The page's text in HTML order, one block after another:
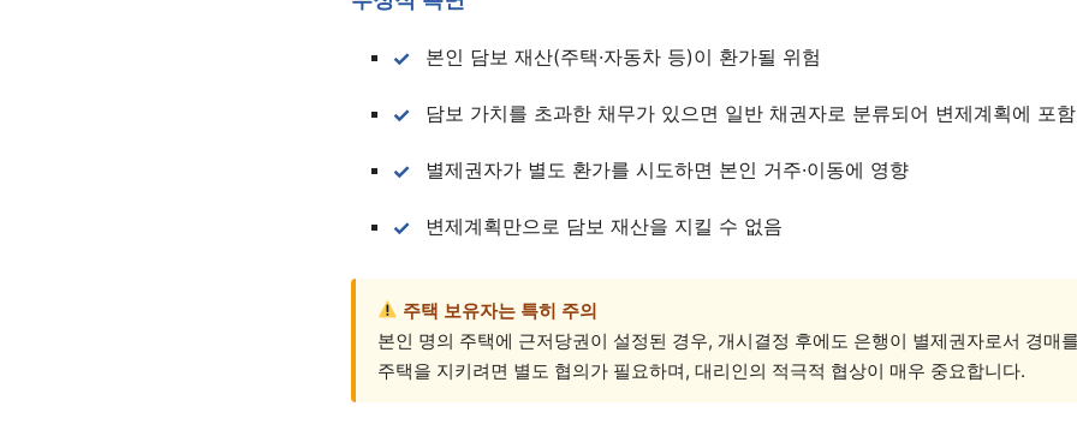
본인 담보 재산(주택·자동차 등)이 환가될 위험
담보 가치를 초과한 채무가 있으면 일반 채권자로 분류되어 변제계획에 포함
별제권자가 별도 환가를 시도하면 본인 거주·이동에 영향
변제계획만으로 담보 재산을 지킬 수 없음
주택 보유자는 특히 주의
본인 명의 주택에 근저당권이 설정된 경우, 개시결정 후에도 은행이 별제권자로서 경매
주택을 지키려면 별도 협의가 필요하며, 대리인의 적극적 협상이 매우 중요합니다.